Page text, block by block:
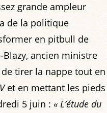
grande ampleur
de la politique
en pitbull de
ancien ministre
tirer la nappe tout en
et en mettant les pieds
5 juin : « L’étude du